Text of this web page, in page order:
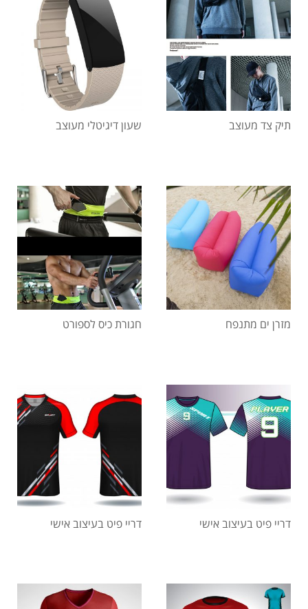
תיק צד מעוצב שעון דיגיטלי מעוצב
מזרן ים מתנפח חגורת כיס לספורט
דריי פיט בעיצוב אישי דריי פיט בעיצוב אישי